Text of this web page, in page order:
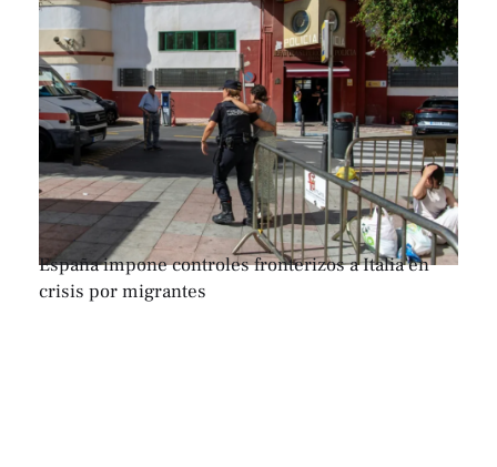
España impone controles fronterizos a Italia en
crisis por migrantes